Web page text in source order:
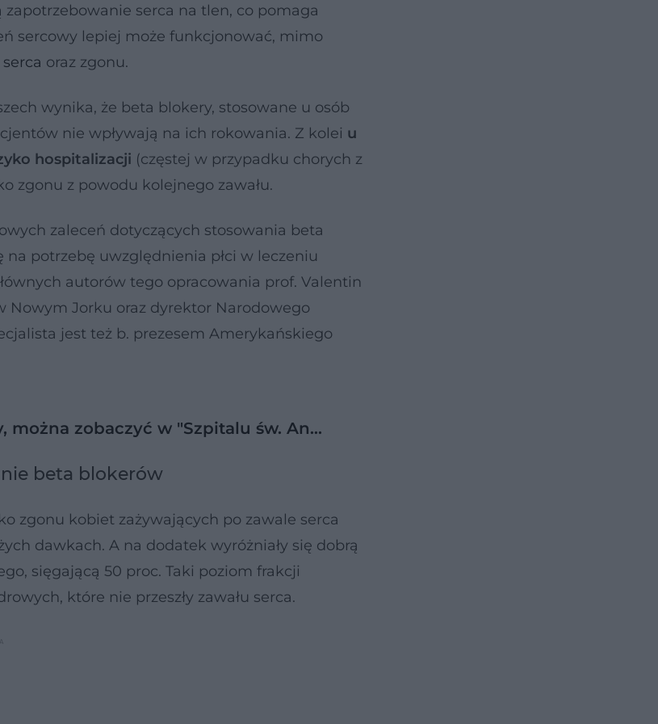
serca na tlen, co pomaga
sercowy lepiej może funkcjonować, mimo
serca oraz zgonu.
wynika, że beta blokery, stosowane u osób
nie wpływają na ich rokowania. Z kolei u
hospitalizacji (częstej w przypadku chorych z
zgonu z powodu kolejnego zawału.
zaleceń dotyczących stosowania beta
potrzebę uwzględnienia płci w leczeniu
autorów tego opracowania prof. Valentin
Nowym Jorku oraz dyrektor Narodowego
jest też b. prezesem Amerykańskiego
można zobaczyć w "Szpitalu św. An…
beta blokerów
zgonu kobiet zażywających po zawale serca
dawkach. A na dodatek wyróżniały się dobrą
sięgającą 50 proc. Taki poziom frakcji
które nie przeszły zawału serca.